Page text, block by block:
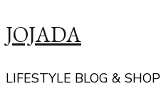
JOJADA
LIFESTYLE BLOG & SHOP